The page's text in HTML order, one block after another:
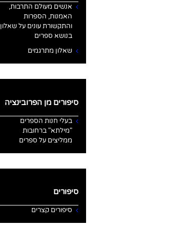
אנשים מעולם התרבות,
האמנות, הספרות
והתקשורת עונים על שאלון
בנושא ספרים
שאלון מתרגמים
סיפורים מן הפרובינציה
בעלי חנות הספרים
"מילתא" ברחובות
ממליצים על ספרים
סיפורים
סיפורים קצרים